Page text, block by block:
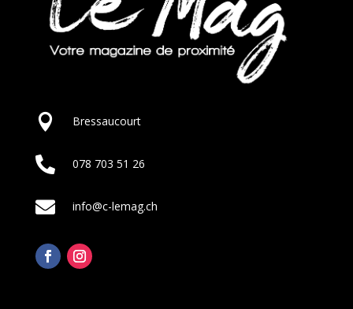
 Bressaucourt
 078 703 51 26
 info@c-lemag.ch